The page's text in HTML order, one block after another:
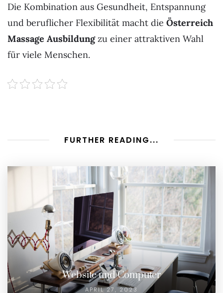
Die Kombination aus Gesundheit, Entspannung
und beruflicher Flexibilität macht die Österreich
Massage Ausbildungzu einer attraktiven Wahl
für viele Menschen.
FURTHER READING...
Website und Computer
APRIL 27, 2023